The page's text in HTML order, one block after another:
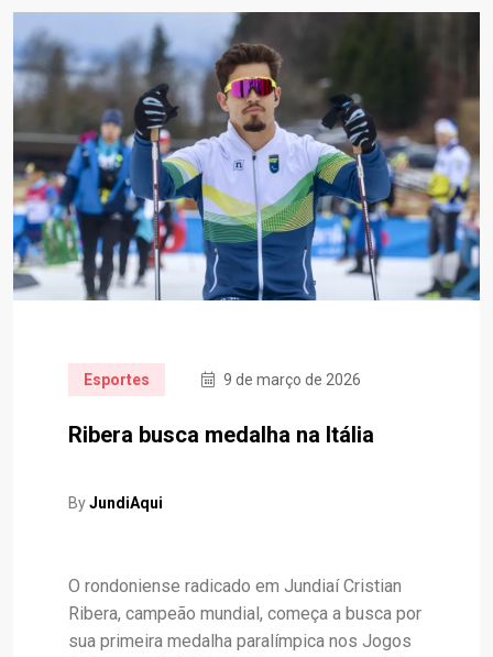
Esportes 9 de março de 2026
Ribera busca medalha na Itália
ByJundiAqui
O rondoniense radicado em Jundiaí Cristian
Ribera, campeão mundial, começa a busca por
sua primeira medalha paralímpica nos Jogos